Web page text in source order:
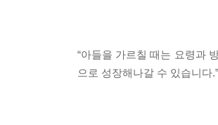
“아들을 가르칠 때는 요령과
으로 성장해나갈 수 있습니다.”